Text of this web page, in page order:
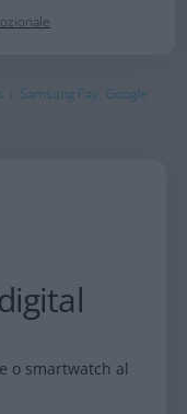
› Samsung Pay, Google
o smartwatch al